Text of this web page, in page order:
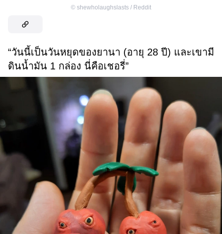
© shewholaughslasts / Reddit
“วันนี้เป็นวันหยุดของยานา (อายุ 28 ปี) และเขามี
ดินน้ำมัน 1 กล่อง นี่คือเชอรี่”